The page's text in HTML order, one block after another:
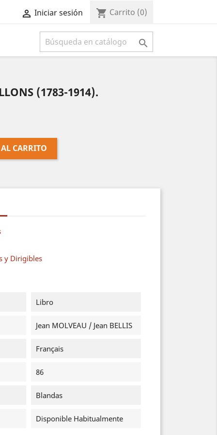
 Iniciar sesión shopping_cart Carrito (0)

(1783-1914).
CARRITO
y Dirigibles
Libro
Jean MOLVEAU / Jean BELLIS
Français
86
Blandas
Disponible Habitualmente